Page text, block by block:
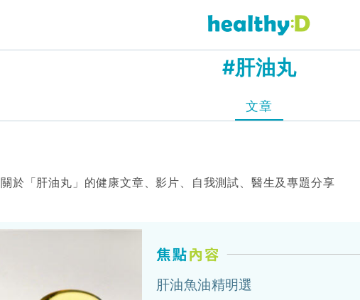
#肝油丸
文章
關於「肝油丸」的健康文章、影片、自我測試、醫生及專題分享
肝油魚油精明選